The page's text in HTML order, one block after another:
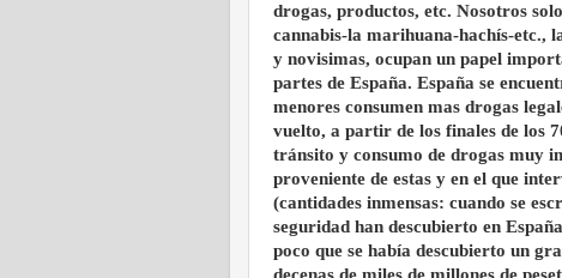
drogas, productos, etc. Nosotros
cannabis-la marihuana-hachís-etc.,
y novisimas, ocupan un papel
partes de España. España se
menores consumen mas drogas
vuelto, a partir de los finales de los
tránsito y consumo de drogas muy
proveniente de estas y en el que
(cantidades inmensas: cuando se
seguridad han descubierto en
poco que se había descubierto un